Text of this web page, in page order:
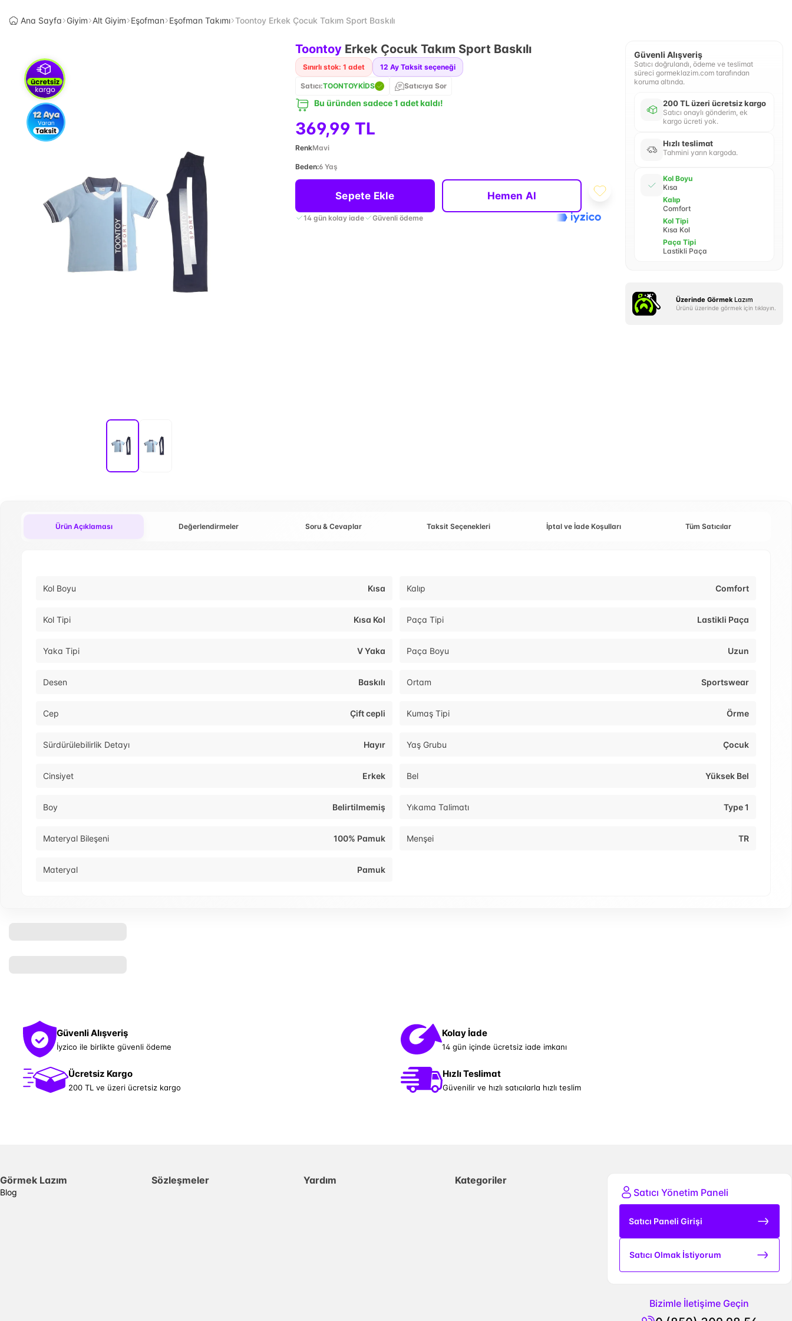
Ana Sayfa Giyim Alt Giyim Eşofman Eşofman Takımı Toontoy Erkek Çocuk Takım Sport Baskılı
Toontoy Erkek Çocuk Takım Sport Baskılı
Sınırlı stok: 1 adet 12 Ay Taksit seçeneği
Satıcı:TOONTOYKİDS Satıcıya Sor
Bu üründen sadece 1 adet kaldı!
369,99 TL
RenkMavi
Beden:6 Yaş
Sepete Ekle Hemen Al
14 gün kolay iade Güvenli ödeme
Güvenli Alışveriş
Satıcı doğrulandı, ödeme ve teslimat
süreci gormeklazim.com tarafından
koruma altında.
200 TL üzeri ücretsiz kargo
Satıcı onaylı gönderim, ek
kargo ücreti yok.
Hızlı teslimat
Tahmini yarın kargoda.
Kol Boyu
Kısa
Kalıp
Comfort
Kol Tipi
Kısa Kol
Paça Tipi
Lastikli Paça
Üzerinde Görmek Lazım
Ürünü üzerinde görmek için tıklayın.
Ürün Açıklaması Değerlendirmeler Soru & Cevaplar Taksit Seçenekleri İptal ve İade Koşulları Tüm Satıcılar
Kol Boyu Kısa Kalıp Comfort
Kol Tipi Kısa Kol Paça Tipi Lastikli Paça
Yaka Tipi V Yaka Paça Boyu Uzun
Desen Baskılı Ortam Sportswear
Cep Çift cepli Kumaş Tipi Örme
Sürdürülebilirlik Detayı Hayır Yaş Grubu Çocuk
Cinsiyet Erkek Bel Yüksek Bel
Boy Belirtilmemiş Yıkama Talimatı Type 1
Materyal Bileşeni 100% Pamuk Menşei TR
Materyal Pamuk
Güvenli Alışveriş
İyzico ile birlikte güvenli ödeme
Kolay İade
14 gün içinde ücretsiz iade imkanı
Ücretsiz Kargo
200 TL ve üzeri ücretsiz kargo
Hızlı Teslimat
Güvenilir ve hızlı satıcılarla hızlı teslim
Görmek Lazım
Blog
Sözleşmeler Yardım
Kategoriler
Satıcı Yönetim Paneli
Satıcı Paneli Girişi
Satıcı Olmak İstiyorum
Bizimle İletişime Geçin